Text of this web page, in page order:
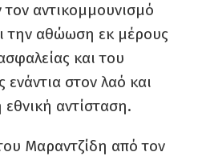
τον αντικομμουνισμό
την αθώωση εκ μέρους
και του
στον λαό και
αντίσταση.
Μαραντζίδη από τον